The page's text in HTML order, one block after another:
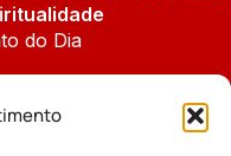
do Dia